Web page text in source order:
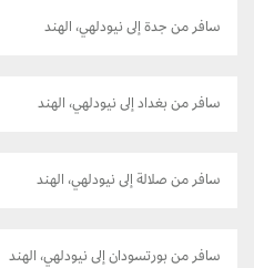
سافر من جدة إلى نيودلهي، الهند
سافر من بغداد إلى نيودلهي، الهند
سافر من صلالة إلى نيودلهي، الهند
سافر من بورتسودان إلى نيودلهي، الهند